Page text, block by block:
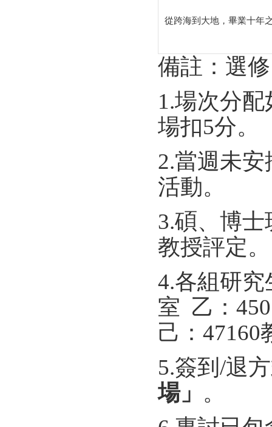
從跨海到大地，畢業十年
備註：選
1.場次分
場扣5分。
2.當週未
活動。
3.碩、博
教授評定。
4.各組研
室 乙：
己：47160
5.簽到/退
場」 。